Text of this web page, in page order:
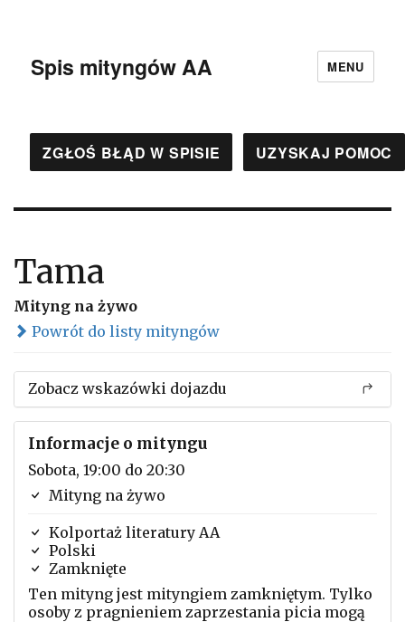
Spis mityngów AA MENU
ZGŁOŚ BŁĄD W SPISIE UZYSKAJ POMOC
Tama
Mityng na żywo
Powrót do listy mityngów
Zobacz wskazówki dojazdu
Informacje o mityngu
Sobota, 19:00 do 20:30
Mityng na żywo
Kolportaż literatury AA
Polski
Zamknięte
Ten mityng jest mityngiem zamkniętym. Tylko
osoby z pragnieniem zaprzestania picia mogą